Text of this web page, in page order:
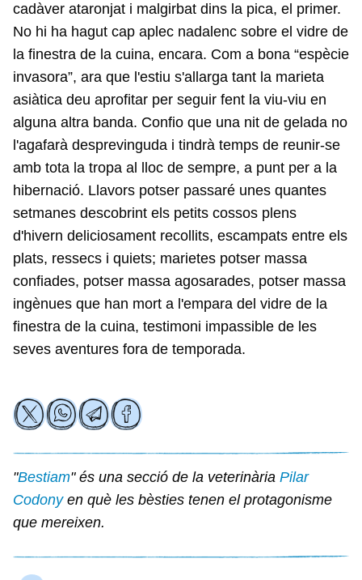
cadàver ataronjat i malgirbat dins la pica, el primer.
No hi ha hagut cap aplec nadalenc sobre el vidre de
la finestra de la cuina, encara. Com a bona “espècie
invasora”, ara que l'estiu s'allarga tant la marieta
asiàtica deu aprofitar per seguir fent la viu-viu en
alguna altra banda. Confio que una nit de gelada no
l'agafarà desprevinguda i tindrà temps de reunir-se
amb tota la tropa al lloc de sempre, a punt per a la
hibernació. Llavors potser passaré unes quantes
setmanes descobrint els petits cossos plens
d'hivern deliciosament recollits, escampats entre els
plats, ressecs i quiets; marietes potser massa
confiades, potser massa agosarades, potser massa
ingènues que han mort a l'empara del vidre de la
finestra de la cuina, testimoni impassible de les
seves aventures fora de temporada.
"Bestiam" és una secció de la veterinària Pilar
Codonyen què les bèsties tenen el protagonisme
que mereixen.